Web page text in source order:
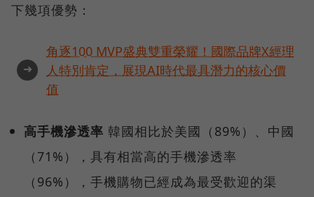
下幾項優勢：
➜
角逐100 MVP盛典雙重榮耀！國際品牌X經理
人特別肯定，展現AI時代最具潛力的核心價
值
高手機滲透率 韓國相比於美國（89%）、中國
（71%），具有相當高的手機滲透率
（96%），手機購物已經成為最受歡迎的渠